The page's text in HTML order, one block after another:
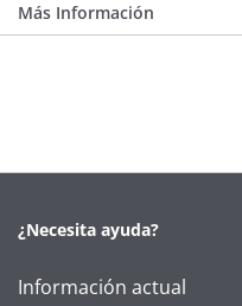
Más Información
¿Necesita ayuda?
Información actual